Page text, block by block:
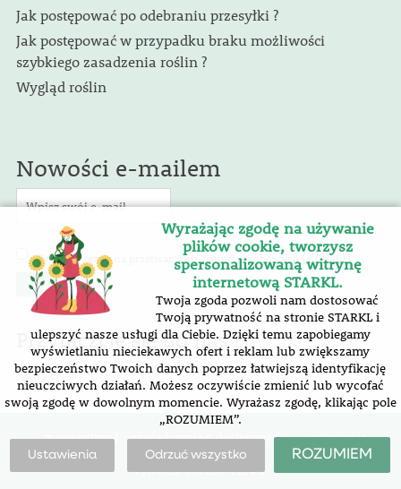
Jak postępować po odebraniu przesyłki ?
Jak postępować w przypadku braku możliwości
szybkiego zasadzenia roślin ?
Wygląd roślin
Nowości e-mailem
Wyrażam zgodę na przetwarzanie danych osobowych (RODO)
Przyłączcie się do nas !
mapa witryn | oświadczenie o dostępności|
ustawienia
plików cookie
Vytvořilo SOFICO-CZ, a.s.
Wyrażając zgodę na używanie
plików cookie, tworzysz
spersonalizowaną witrynę
internetową STARKL.
Twoja zgoda pozwoli nam dostosować
Twoją prywatność na stronie STARKL i
ulepszyć nasze usługi dla Ciebie. Dzięki temu zapobiegamy
wyświetlaniu nieciekawych ofert i reklam lub zwiększamy
bezpieczeństwo Twoich danych poprzez łatwiejszą identyfikację
nieuczciwych działań. Możesz oczywiście zmienić lub wycofać
swoją zgodę w dowolnym momencie. Wyrażasz zgodę, klikając pole
„ROZUMIEM”.
Ustawienia Odrzuć wszystko ROZUMIEM